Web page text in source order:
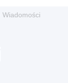
Wiadomości